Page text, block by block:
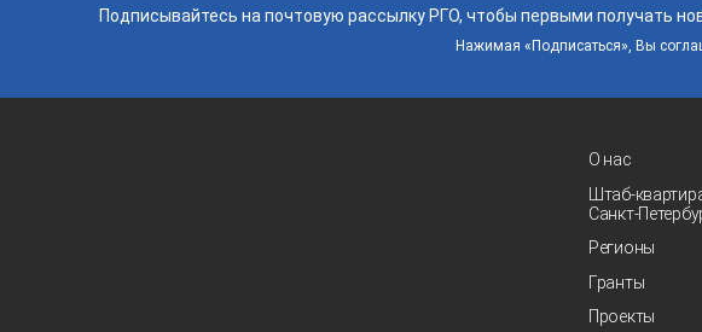
Подписывайтесь на почтовую рассылку РГО, чтобы первыми получать
Нажимая «Подписаться», Вы
О нас
Штаб-
Регионы
Гранты
Проекты